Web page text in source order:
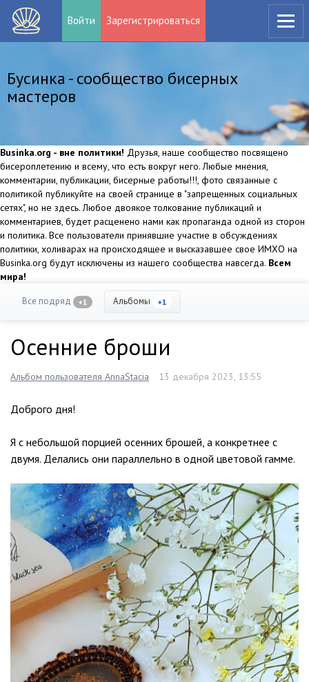
Войти Зарегистрироваться
Бусинка - сообщество бисерных
мастеров
Businka.org - вне политики! Друзья, наше сообщество посвящено
бисероплетению и всему, что есть вокруг него. Любые мнения,
комментарии, публикации, бисерные работы!!!, фото связанные с
политикой публикуйте на своей странице в "запрещенных социальных
сетях", но не здесь. Любое двоякое толкование публикаций и
комментариев, будет расценено нами как пропаганда одной из сторон
и политика. Все пользователи принявшие участие в обсуждениях
политики, холиварах на происходящее и высказавшее свое ИМХО на
Businka.org будут исключены из нашего сообщества навсегда. Всем
мира!
Все подряд +1 Альбомы +1
Осенние броши
Альбом пользователя AnnaStacia 13 декабря 2023, 13:55
Доброго дня!
Я с небольшой порцией осенних брошей, а конкретнее с
двумя. Делались они параллельно в одной цветовой гамме.